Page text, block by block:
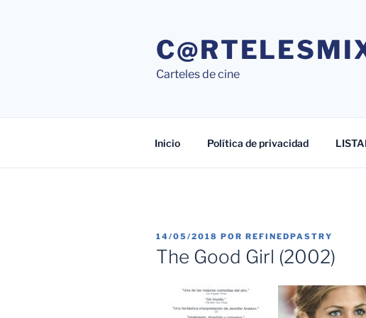
Carteles de cine
Inicio Política de privacidad
PUBLICADO
EL
14/05/2018 POR REFINEDPASTRY
The Good Girl (2002)